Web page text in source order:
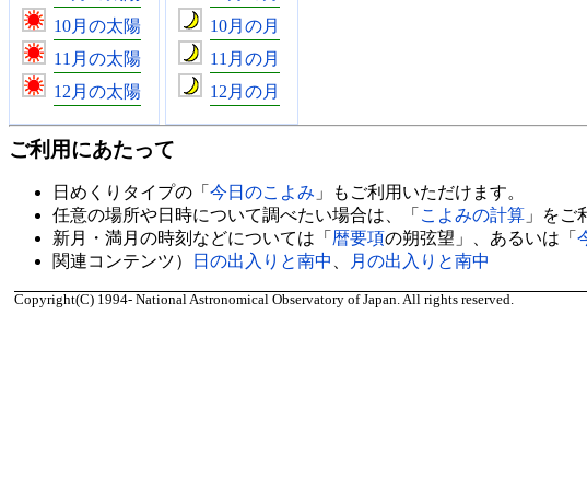
10月の太陽
11月の太陽
12月の太陽
10月の月
11月の月
12月の月
ご利用にあたって
日めくりタイプの「 今日のこよみ 」もご利用いただけます。
任意の場所や日時について調べたい場合は、「 こよみの計算 」をご
新月・満月の時刻などについては「 暦要項の朔弦望」、あるいは「
関連コンテンツ）
日の出入りと南中 月の出入りと南中
Copyright(C) 1994- National Astronomical Observatory of Japan. All rights reserved.